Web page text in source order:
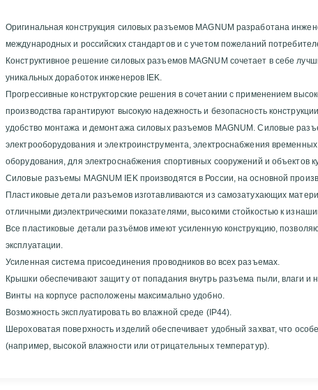
Оригинальная конструкция силовых разъемов MAGNUM разработана
международных и российских стандартов и с учетом пожеланий
Конструктивное решение силовых разъемов MAGNUM сочетает в себе
Прогрессивные конструкторские решения в сочетании с применением
производства гарантируют высокую надежность и безопасность
удобство монтажа и демонтажа силовых разъемов MAGNUM. Силовые
электрооборудования и электроинструмента, электроснабжения
оборудования, для электроснабжения спортивных сооружений и объектов
Силовые разъемы MAGNUM IEK производятся в России, на основной
Пластиковые детали разъемов изготавливаются из самозатухающих
отличными диэлектрическими показателями, высокими стойкостью к
Все пластиковые детали разъёмов имеют усиленную конструкцию,
эксплуатации.
Усиленная система присоединения проводников во всех разъемах.
Крышки обеспечивают защиту от попадания внутрь разъема пыли, влаги и
Винты на корпусе расположены максимально удобно.
Возможность эксплуатировать во влажной среде (IP44).
Шероховатая поверхность изделий обеспечивает удобный захват, что
(например, высокой влажности или отрицательных температур).